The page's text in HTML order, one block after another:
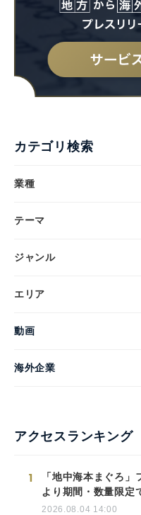
カテゴリ検索
業種
テーマ
ジャンル
エリア
動画
海外企業
アクセスランキング
1
「地中海本まぐろ」
より期間・数量限定
2026.08.04 14:00